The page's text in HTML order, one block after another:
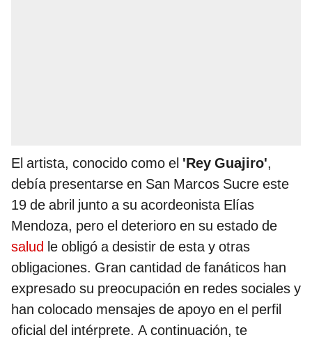
El artista, conocido como el 'Rey Guajiro',
debía presentarse en San Marcos Sucre este
19 de abril junto a su acordeonista Elías
Mendoza, pero el deterioro en su estado de
salud le obligó a desistir de esta y otras
obligaciones. Gran cantidad de fanáticos han
expresado su preocupación en redes sociales y
han colocado mensajes de apoyo en el perfil
oficial del intérprete. A continuación, te